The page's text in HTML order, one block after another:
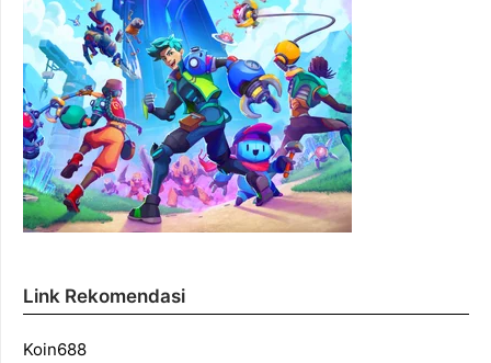
Link Rekomendasi
Koin688